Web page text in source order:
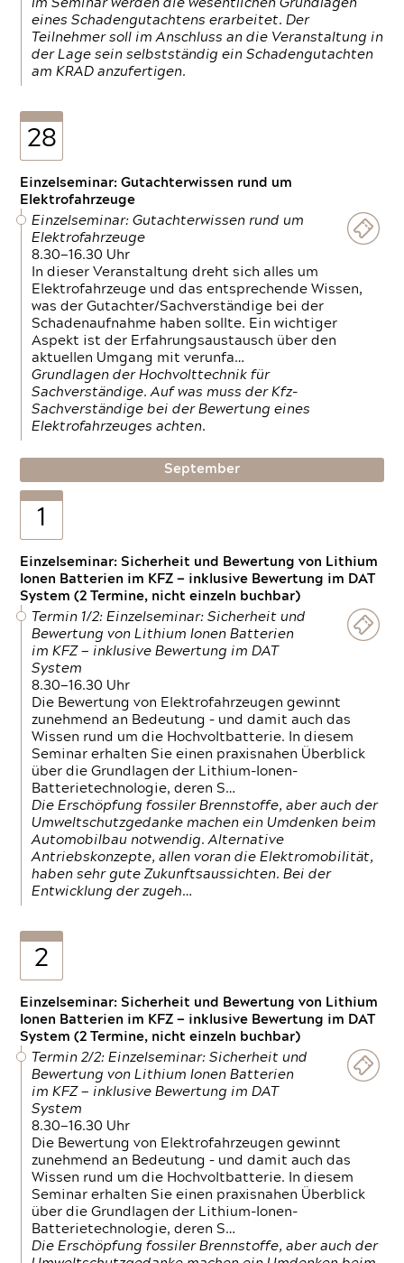
Im Seminar werden die wesentlichen Grundlagen
eines Schadengutachtens erarbeitet. Der
Teilnehmer soll im Anschluss an die Veranstaltung in
der Lage sein selbstständig ein Schadengutachten
am KRAD anzufertigen.
28
Einzelseminar: Gutachterwissen rund um
Elektrofahrzeuge
Einzelseminar: Gutachterwissen rund um
Elektrofahrzeuge
8.30—16.30 Uhr
In dieser Veranstaltung dreht sich alles um
Elektrofahrzeuge und das entsprechende Wissen,
was der Gutachter/Sachverständige bei der
Schadenaufnahme haben sollte. Ein wichtiger
Aspekt ist der Erfahrungsaustausch über den
aktuellen Umgang mit verunfa…
Grundlagen der Hochvolttechnik für
Sachverständige. Auf was muss der Kfz-
Sachverständige bei der Bewertung eines
Elektrofahrzeuges achten.
September
1
Einzelseminar: Sicherheit und Bewertung von Lithium
Ionen Batterien im KFZ — inklusive Bewertung im DAT
System (2 Termine, nicht einzeln buchbar)
Termin 1/2: Einzelseminar: Sicherheit und
Bewertung von Lithium Ionen Batterien
im KFZ — inklusive Bewertung im DAT
System
8.30—16.30 Uhr
Die Bewertung von Elektrofahrzeugen gewinnt
zunehmend an Bedeutung – und damit auch das
Wissen rund um die Hochvoltbatterie. In diesem
Seminar erhalten Sie einen praxisnahen Überblick
über die Grundlagen der Lithium-Ionen-
Batterietechnologie, deren S…
Die Erschöpfung fossiler Brennstoffe, aber auch der
Umweltschutzgedanke machen ein Umdenken beim
Automobilbau notwendig. Alternative
Antriebskonzepte, allen voran die Elektromobilität,
haben sehr gute Zukunftsaussichten. Bei der
Entwicklung der zugeh…
2
Einzelseminar: Sicherheit und Bewertung von Lithium
Ionen Batterien im KFZ — inklusive Bewertung im DAT
System (2 Termine, nicht einzeln buchbar)
Termin 2/2: Einzelseminar: Sicherheit und
Bewertung von Lithium Ionen Batterien
im KFZ — inklusive Bewertung im DAT
System
8.30—16.30 Uhr
Die Bewertung von Elektrofahrzeugen gewinnt
zunehmend an Bedeutung – und damit auch das
Wissen rund um die Hochvoltbatterie. In diesem
Seminar erhalten Sie einen praxisnahen Überblick
über die Grundlagen der Lithium-Ionen-
Batterietechnologie, deren S…
Die Erschöpfung fossiler Brennstoffe, aber auch der